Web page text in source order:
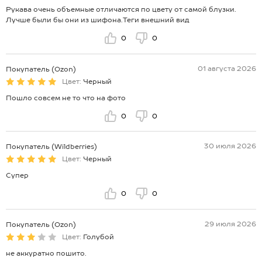
Рукава очень объемные отличаются по цвету от самой блузки.
Лучше были бы они из шифона.Теги внешний вид
0 0
Покупатель (Ozon)
01 августа 2026
Цвет: Черный
Пошло совсем не то что на фото
0 0
Покупатель (Wildberries)
30 июля 2026
Цвет: Черный
Супер
0 0
Покупатель (Ozon)
29 июля 2026
Цвет: Голубой
не аккуратно пошито.